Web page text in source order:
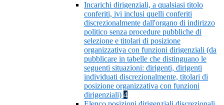
Incarichi dirigenziali, a qualsiasi titolo
conferiti, ivi inclusi quelli conferiti
discrezionalmente dall'organo di indirizzo
politico senza procedure pubbliche di
selezione e titolari di posizione
organizzativa con funzioni dirigenziali (da
pubblicare in tabelle che distinguano le
seguenti situazioni: dirigenti, dirigenti
individuati discrezionalmente, titolari di
posizione organizzativa con funzioni
dirigenziali) 4